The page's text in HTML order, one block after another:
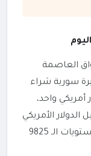
العاصمة
دمشق إلى مستويات الـ 9700 ليرة سورية شراء
أمريكي واحد،
الأمريكي
في أسواق مدينة حلب شمال البلاد إلى مستويات الـ 9825